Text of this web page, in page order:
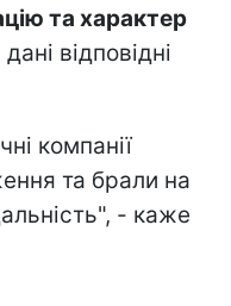
та характер
відповідні
компанії
та брали на
- каже